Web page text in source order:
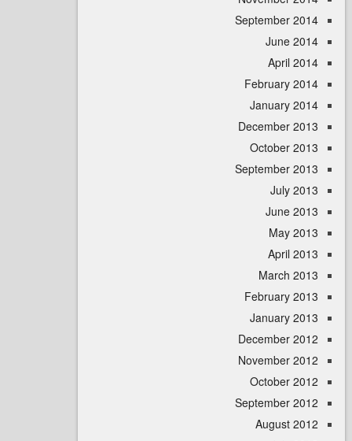
September
June
April
February
January
December
October
September
July
June
May
April
March
February
January
December
November
October
September
August